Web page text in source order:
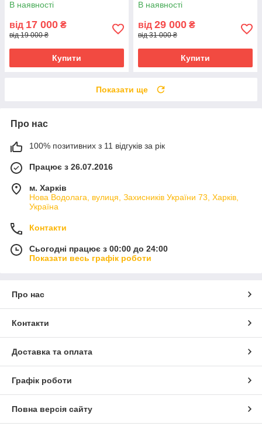
В наявності
від 17 000 ₴
від 19 000 ₴
Купити
В наявності
від 29 000 ₴
від 31 000 ₴
Купити
Показати ще
Про нас
100% позитивних з 11 відгуків за рік
Працює з 26.07.2016
м. Харків
Нова Водолага, вулиця, Захисників України 73, Харків,
Україна
Контакти
Сьогодні працює з 00:00 до 24:00
Показати весь графік роботи
Про нас
Контакти
Доставка та оплата
Графік роботи
Повна версія сайту